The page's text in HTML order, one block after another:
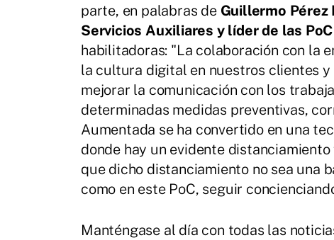
parte, en palabras de Guillermo Pérez
Servicios Auxiliares y líder de las
habilitadoras: "La colaboración con la
la cultura digital en nuestros clientes y
mejorar la comunicación con los
determinadas medidas preventivas,
Aumentada se ha convertido en una
donde hay un evidente
que dicho distanciamiento no sea una
como en este PoC, seguir
Manténgase al día con todas las